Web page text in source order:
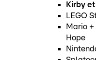
Kirby
LEGO
Mario
Hope